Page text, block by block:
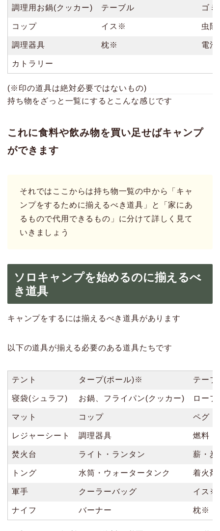
調理用お鍋(クッカー) テーブル ゴミ
コップ イス※ 虫除
調理器具 枕※ 電
カトラリー
(※印の道具は絶対必要ではないもの)
持ち物をざっと一覧にするとこんな感じです
これに食料や飲み物を買い足せばキャンプ
ができます
それではここからは持ち物一覧の中から「キャ
ンプをするために揃えるべき道具」と「家にあ
るもので代用できるもの」に分けて詳しく見て
いきましょう
ソロキャンプを始めるのに揃えるべ
き道具
キャンプをするには揃えるべき道具があります
以下の道具が揃える必要のある道具たちです
テント タープ(ポール)※ テーブ
寝袋(シュラフ) お鍋、フライパン(クッカー) ロープ
マット コップ ペグ
レジャーシート 調理器具 燃料
焚火台 ライト・ランタン 薪・炭
トング 水筒・ウォータータンク 着火剤
軍手 クーラーバッグ イス※
ナイフ バーナー 枕※